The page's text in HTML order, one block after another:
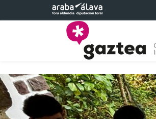
Saltar al contenido principal